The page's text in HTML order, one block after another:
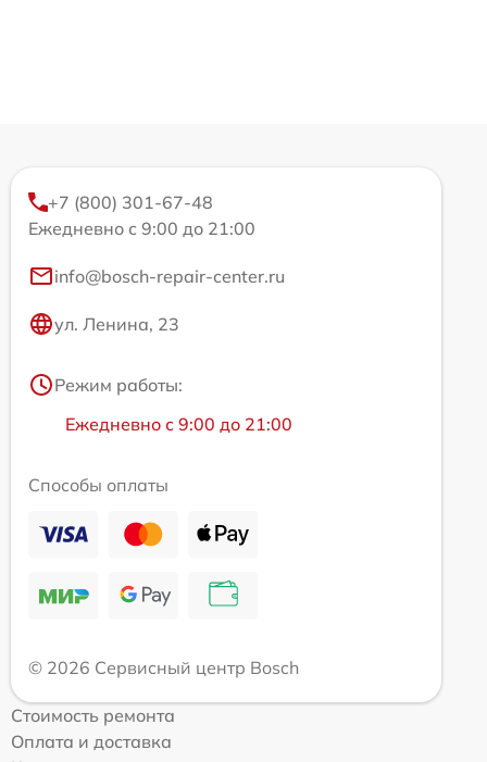
+7 (800) 301-67-48
Ежедневно с 9:00 до 21:00
info@bosch-repair-center.ru
ул. Ленина, 23
Режим работы:
Ежедневно с 9:00 до 21:00
Способы оплаты
© 2026 Сервисный центр Bosch
Стоимость ремонта
Оплата и доставка